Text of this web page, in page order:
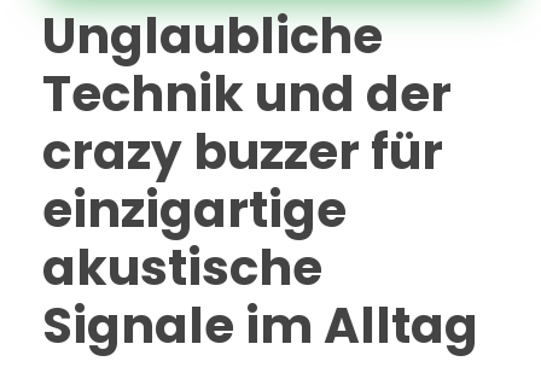
Unglaubliche
Technik und der
crazy buzzer für
einzigartige
akustische
Signale im Alltag